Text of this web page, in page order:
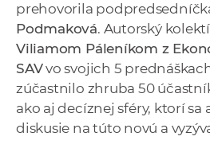
prehovorila
Podmaková. Autorský
Viliamom Páleníkom z
SAVvo svojich 5
zúčastnilo zhruba 50
ako aj decíznej sféry, ktorí
diskusie na túto novú a